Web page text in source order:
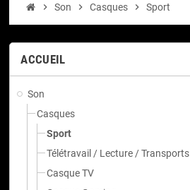
chevron_right Son chevron_right Casques chevron_right Sport
ACCUEIL
Son
Casques
Sport
Télétravail / Lecture / Transports
Casque TV